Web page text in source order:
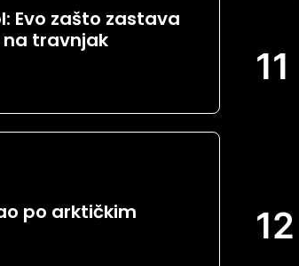
Evo zašto zastava
na travnjak
po arktičkim